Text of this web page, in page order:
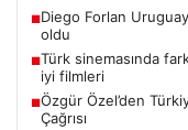
■Diego Forlan
oldu
■Türk sinemasında
iyi filmleri
■Özgür Özel’den
Çağrısı